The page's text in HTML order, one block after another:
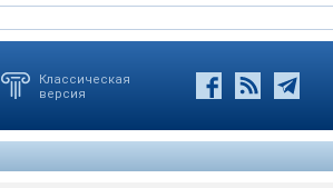
Классическая
версия